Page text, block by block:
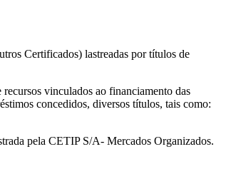
Certificados) lastreadas por títulos de
vinculados ao financiamento das
concedidos, diversos títulos, tais como:
pela CETIP S/A- Mercados Organizados.